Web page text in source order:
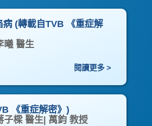
病 (轉載自TVB 《重症解
曦 醫生
閱讀更多 >
《重症解密》)
子樑 醫生| 萬鈞 教授